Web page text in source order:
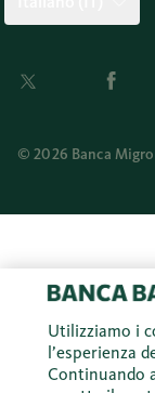
Twitter Facebook
© 2026 Banca
Utilizziamo i
l’esperienza
Continuando